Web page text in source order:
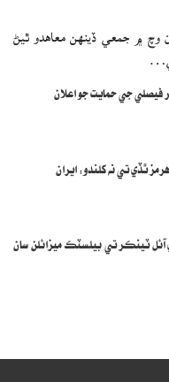
وچ ۾ جمعي ڏينهن معاهدو ٿيڻ
فيصلي جي حمايت جو اعلان
هرمز ٿڏي تي نه کلندو: ايران
آئل ٽينڪر تي بيلسٽڪ ميزائلن سان